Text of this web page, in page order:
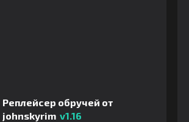
Реплейсер обручей от
johnskyrim v1.16